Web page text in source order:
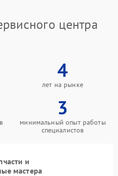
центра
4
лет на рынке
3
минимальный опыт работы
специалистов
и
мастера